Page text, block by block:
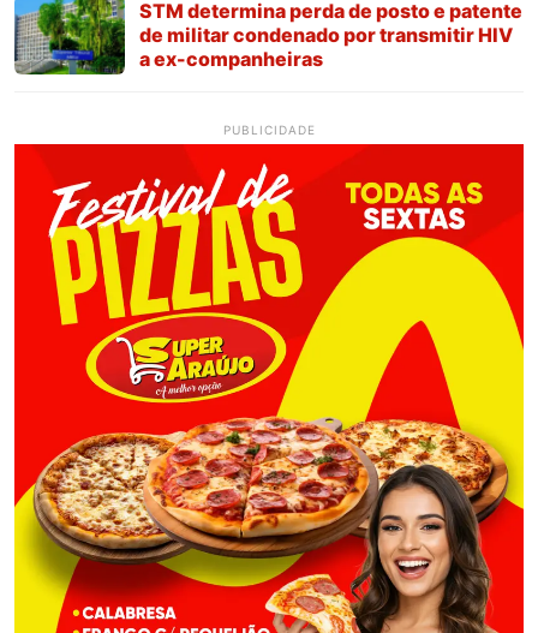
STM determina perda de posto e patente
de militar condenado por transmitir HIV
a ex-companheiras
PUBLICIDADE